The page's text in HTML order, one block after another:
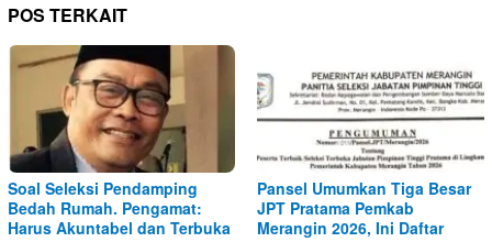
POS TERKAIT
Soal Seleksi Pendamping
Bedah Rumah. Pengamat:
Harus Akuntabel dan Terbuka
Pansel Umumkan Tiga Besar
JPT Pratama Pemkab
Merangin 2026, Ini Daftar